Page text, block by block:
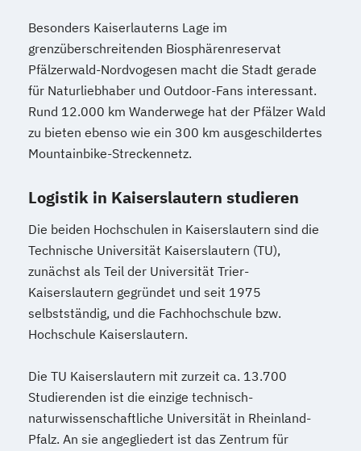
Besonders Kaiserlauterns Lage im
grenzüberschreitenden Biosphärenreservat
Pfälzerwald-Nordvogesen macht die Stadt gerade
für Naturliebhaber und Outdoor-Fans interessant.
Rund 12.000 km Wanderwege hat der Pfälzer Wald
zu bieten ebenso wie ein 300 km ausgeschildertes
Mountainbike-Streckennetz.
Logistik in Kaiserslautern studieren
Die beiden Hochschulen in Kaiserslautern sind die
Technische Universität Kaiserslautern (TU),
zunächst als Teil der Universität Trier-
Kaiserslautern gegründet und seit 1975
selbstständig, und die Fachhochschule bzw.
Hochschule Kaiserslautern.
Die TU Kaiserslautern mit zurzeit ca. 13.700
Studierenden ist die einzige technisch-
naturwissenschaftliche Universität in Rheinland-
Pfalz. An sie angegliedert ist das Zentrum für